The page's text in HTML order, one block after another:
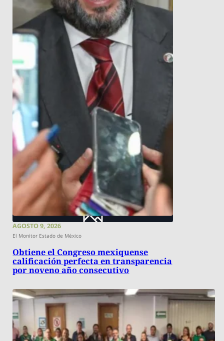
AGOSTO 9, 2026
El Monitor Estado de México
Obtiene el Congreso mexiquense
calificación perfecta en transparencia
por noveno año consecutivo